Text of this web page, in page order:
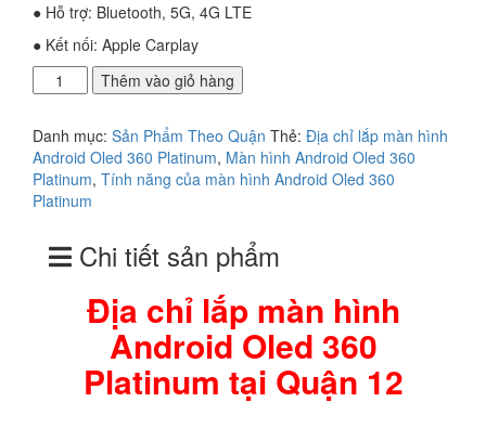
● Hỗ trợ: Bluetooth, 5G, 4G LTE
● Kết nối: Apple Carplay
chỉ
màn
hình
Android
Oled
Platinum
tại
Thêm vào giỏ hàng
Danh mục: Sản Phẩm Theo Quận Thẻ: Địa chỉ lắp màn hình
Android Oled 360 Platinum, Màn hình Android Oled 360
Platinum, Tính năng của màn hình Android Oled 360
Platinum
Chi tiết sản phẩm
Địa chỉ lắp màn hình
Android Oled 360
Platinum tại Quận 12